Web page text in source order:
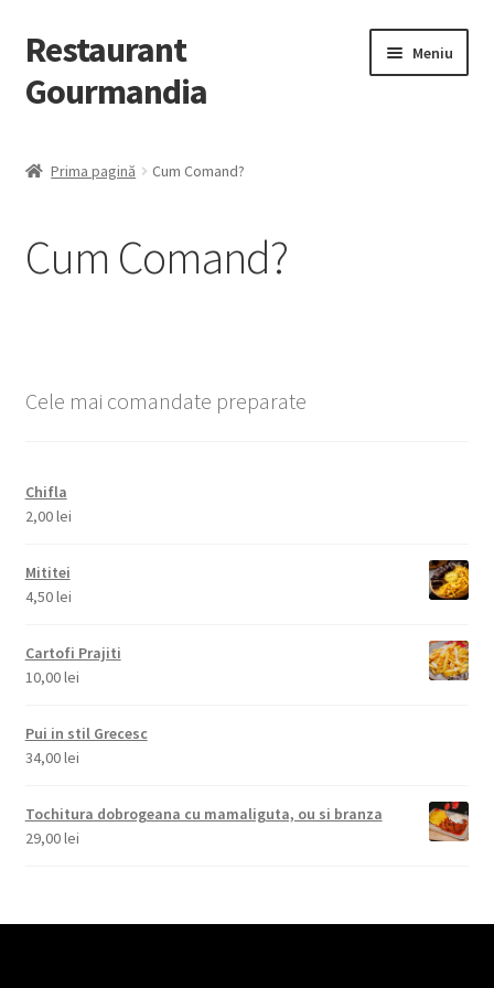
Restaurant
Gourmandia
Meniu
Contact
Prima pagină Cum Comand?
Cum Comand?
Cele mai comandate preparate
Chifla
2,00lei
Mititei
4,50lei
Cartofi Prajiti
10,00lei
Pui in stil Grecesc
34,00lei
Tochitura dobrogeana cu mamaliguta, ou si branza
29,00lei